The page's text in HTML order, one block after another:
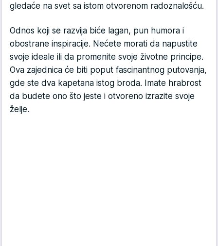
gledaće na svet sa istom otvorenom radoznalošću.
Odnos koji se razvija biće lagan, pun humora i
obostrane inspiracije. Nećete morati da napustite
svoje ideale ili da promenite svoje životne principe.
Ova zajednica će biti poput fascinantnog putovanja,
gde ste dva kapetana istog broda. Imate hrabrost
da budete ono što jeste i otvoreno izrazite svoje
želje.